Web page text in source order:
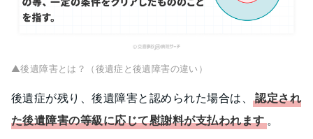
▲後遺障害とは？（後遺症と後遺障害の違い）
後遺症が残り、後遺障害と認められた場合は、認定され
た後遺障害の等級に応じて慰謝料が支払われます。